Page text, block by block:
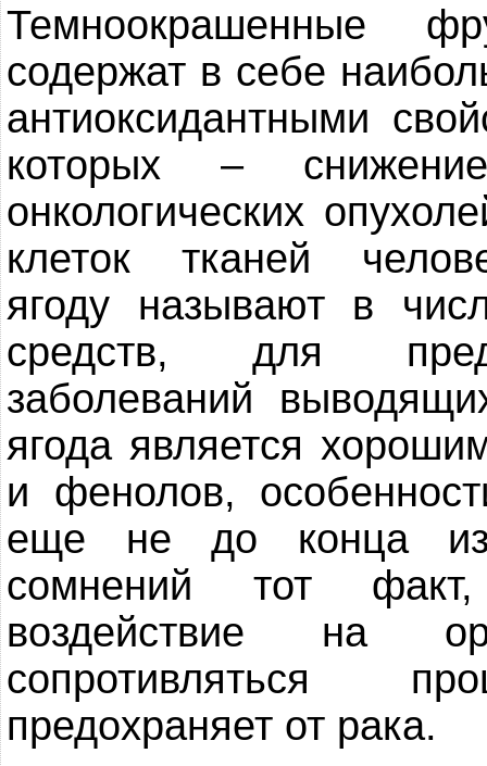
Темноокрашенные
содержат в себе
антиоксидантными
которых –
онкологических
клеток тканей
ягоду называют в
средств, для
заболеваний
ягода является
и фенолов,
еще не до конца
сомнений тот
воздействие на
сопротивляться
предохраняет от рака.